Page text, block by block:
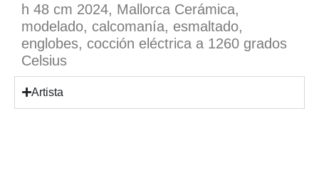
h 48 cm 2024, Mallorca Cerámica,
modelado, calcomanía, esmaltado,
englobes, cocción eléctrica a 1260 grados
Celsius
Artista